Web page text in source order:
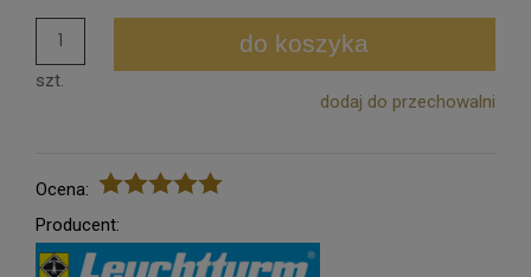
szt.
do koszyka
dodaj do przechowalni
Ocena:
Producent: